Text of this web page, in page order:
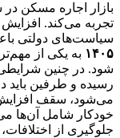
تجربه می‌کند. افزایش
سیاست‌های دولتی
۱۴۰۵ به یکی از
شود. در چنین
رسیده و طرفین باید
می‌شود، سقف افزایش
خودکار شامل آن‌ها
جلوگیری از